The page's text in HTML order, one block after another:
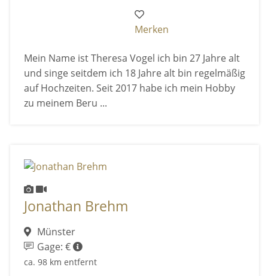
Merken
Mein Name ist Theresa Vogel ich bin 27 Jahre alt
und singe seitdem ich 18 Jahre alt bin regelmäßig
auf Hochzeiten. Seit 2017 habe ich mein Hobby
zu meinem Beru ...
Jonathan Brehm
Münster
Gage: €
ca. 98 km entfernt